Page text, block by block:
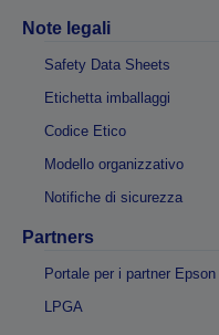
Note legali
Safety Data Sheets
Etichetta imballaggi
Codice Etico
Modello organizzativo
Notifiche di sicurezza
Partners
Portale per i partner Epson
LPGA